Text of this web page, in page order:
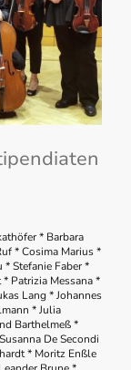
* Barbara
* Cosima Marius *
* Stefanie Faber *
Patrizia Messana *
Lang * Johannes
* Julia
Barthelmeß *
De Secondi
* Moritz Enßle